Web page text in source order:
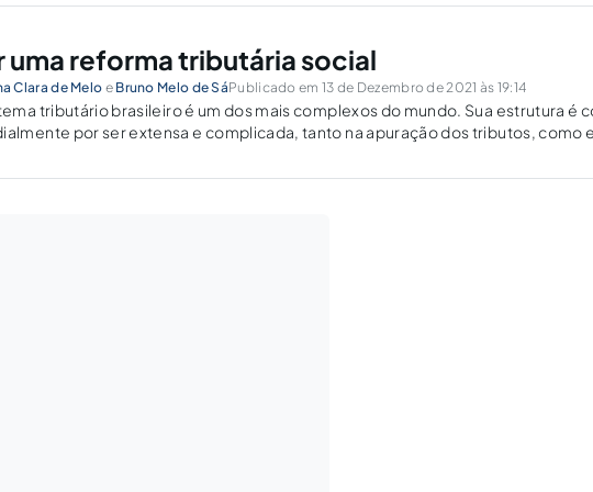
uma reforma tributária social
Clara de Meloe Bruno Melo de SáPublicado em 13 de Dezembro de 2021 às 19:14
tributário brasileiro é um dos mais complexos do mundo. Sua estrutura é
por ser extensa e complicada, tanto na apuração dos tributos, como